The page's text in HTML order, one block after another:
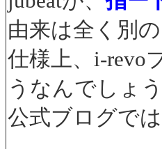
由来は全く別
仕様上、i-revo
うなんでしょう
公式ブログで